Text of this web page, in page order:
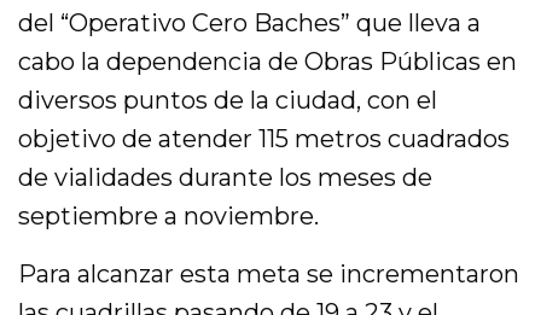
del “Operativo Cero Baches” que lleva a
cabo la dependencia de Obras Públicas en
diversos puntos de la ciudad, con el
objetivo de atender 115 metros cuadrados
de vialidades durante los meses de
septiembre a noviembre.
Para alcanzar esta meta se incrementaron